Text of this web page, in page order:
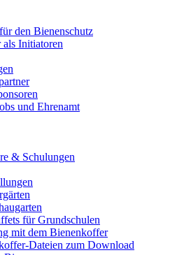
den Bienenschutz
als Initiatoren
und Ehrenamt
& Schulungen
für Grundschulen
mit dem Bienenkoffer
Dateien zum Download